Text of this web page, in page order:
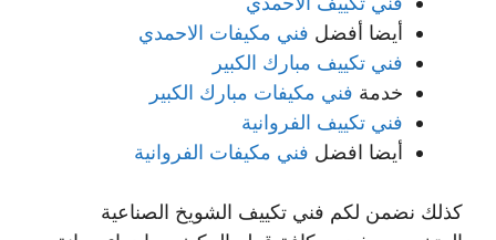
أيضا أفضل فني مكيفات الاحمدي
فني تكييف مبارك الكبير
خدمة فني مكيفات مبارك الكبير
فني تكييف الفروانية
أيضا افضل فني مكيفات الفروانية
كذلك نضمن لكم فني تكييف الشويخ الصناعية